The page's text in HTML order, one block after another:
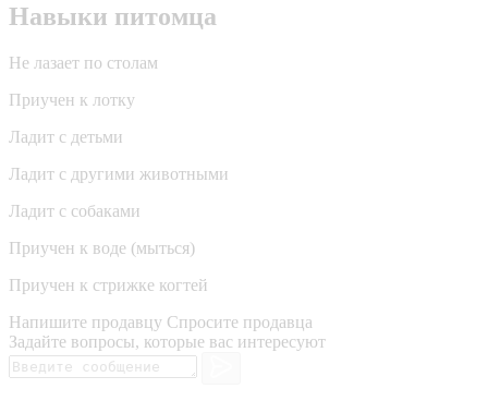
Навыки питомца
Не лазает по столам
Приучен к лотку
Ладит с детьми
Ладит с другими животными
Ладит с собаками
Приучен к воде (мыться)
Приучен к стрижке когтей
Напишите продавцу Спросите продавца
Задайте вопросы, которые вас интересуют